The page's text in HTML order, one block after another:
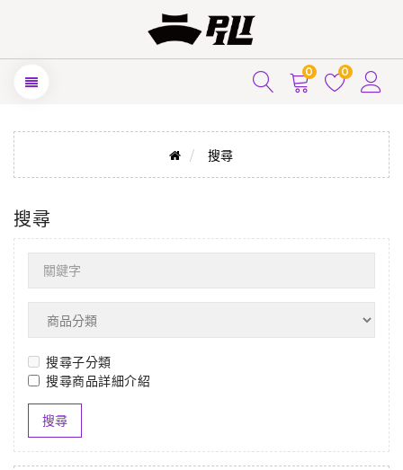
0 0
搜尋
搜尋
搜尋子分類
搜尋商品詳細介紹